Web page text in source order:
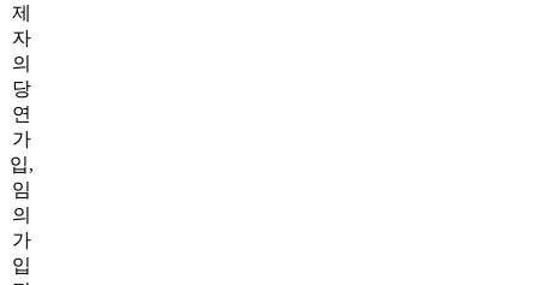
제
자
의
당
연
가
입,
임
의
가
입